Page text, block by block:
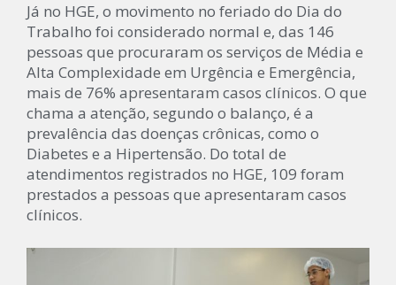
Já no HGE, o movimento no feriado do Dia do
Trabalho foi considerado normal e, das 146
pessoas que procuraram os serviços de Média e
Alta Complexidade em Urgência e Emergência,
mais de 76% apresentaram casos clínicos. O que
chama a atenção, segundo o balanço, é a
prevalência das doenças crônicas, como o
Diabetes e a Hipertensão. Do total de
atendimentos registrados no HGE, 109 foram
prestados a pessoas que apresentaram casos
clínicos.